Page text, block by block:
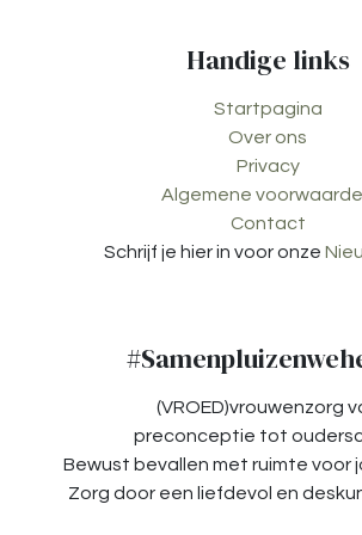
Handige links
Startpagina
Over ons
Privacy
Algemene
Contact
Schrijf je hier in voor onze
(VROED)vrouwenzorg
preconceptie tot
Bewust bevallen met ruimte voor
Zorg door een liefdevol en